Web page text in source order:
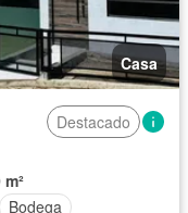
Casa
Destacado
m²
Bodega